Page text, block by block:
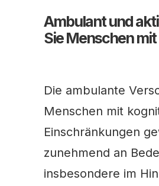
Ambulant und
Sie Menschen
Die ambulante
Menschen mit
Einschränkungen
zunehmend an
insbesondere im